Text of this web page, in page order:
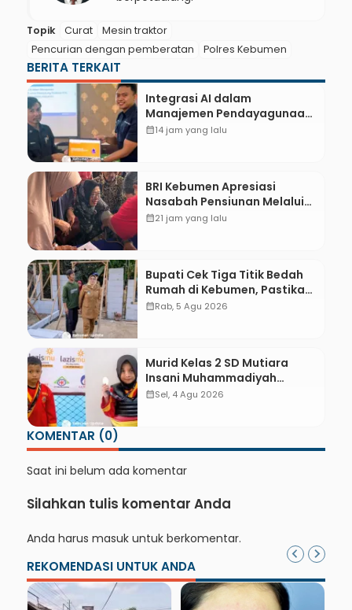
Topik Curat
Mesin traktor
Pencurian dengan pemberatan
Polres Kebumen
BERITA TERKAIT
Integrasi AI dalam
Manajemen Pendayagunaan
ZIS untuk Mendukung
calendar_month14 jam yang lalu
BRI Kebumen Apresiasi
Nasabah Pensiunan Melalui
Pemeriksaan Kesehatan
calendar_month21 jam yang lalu
Bupati Cek Tiga Titik Bedah
Rumah di Kebumen, Pastikan
Hunian Layak bagi Warga
calendar_monthRab, 5 Agu 2026
Murid Kelas 2 SD Mutiara
Insani Muhammadiyah
Sadang Sabet Emas dan
calendar_monthSel, 4 Agu 2026
KOMENTAR (0)
Saat ini belum ada komentar
Silahkan tulis komentar Anda
Anda harus masuk untuk berkomentar.
REKOMENDASI UNTUK ANDA